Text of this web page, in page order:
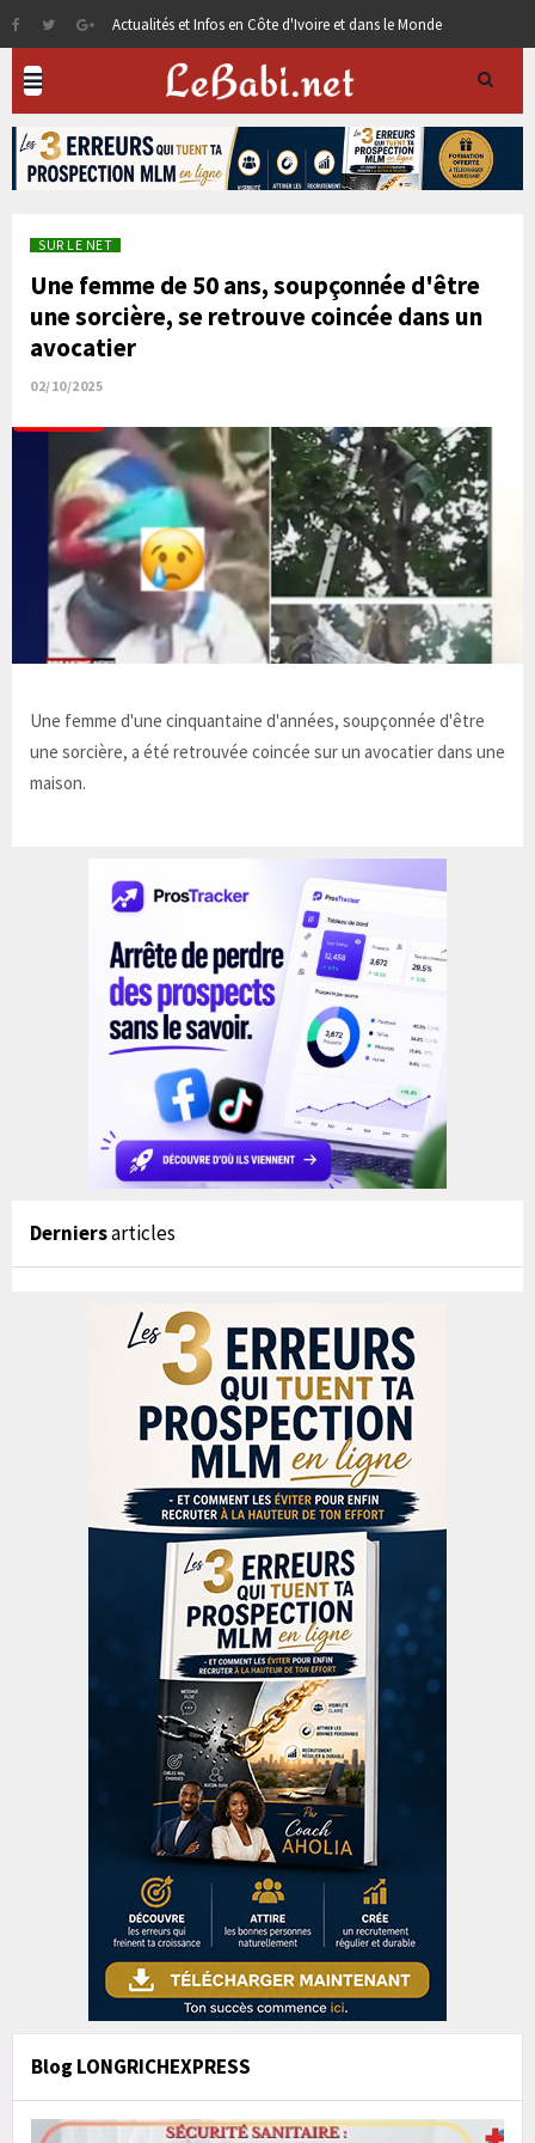
Actualités et Infos en Côte d'Ivoire et dans le Monde
SUR LE NET
Une femme de 50 ans, soupçonnée d'être
une sorcière, se retrouve coincée dans un
avocatier
02/10/2025
Une femme d'une cinquantaine d'années, soupçonnée d'être
une sorcière, a été retrouvée coincée sur un avocatier dans une
maison.
Derniersarticles
Blog LONGRICHEXPRESS